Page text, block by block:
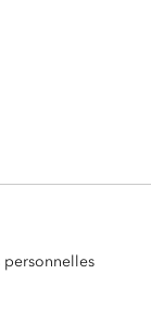
personnelles